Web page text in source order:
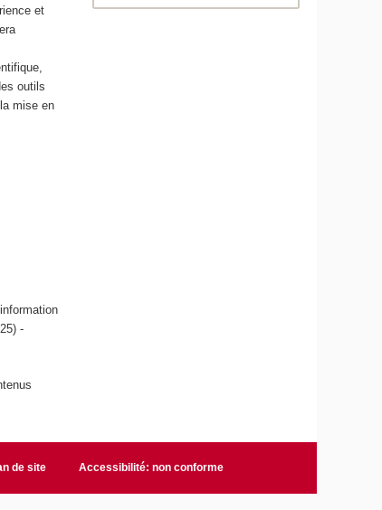
et
outils
mise en
-
de site Accessibilité: non conforme